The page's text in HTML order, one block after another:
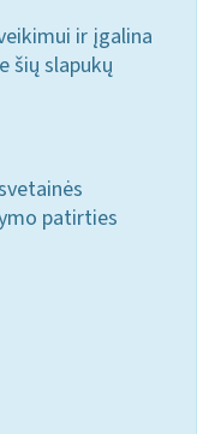
ir įgalina
šių slapukų
patirties